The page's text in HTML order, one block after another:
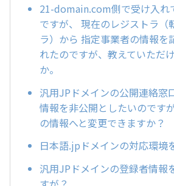
21-domain.com側で受け入れ
ですが、 現在のレジストラ（
ラ）から 指定事業者の情報を
れたのですが、教えていただ
か。
汎用JPドメインの公開連絡窓
情報を非公開としたいのです
の情報へと変更できますか？
日本語.jpドメインの対応環境
汎用JPドメインの登録者情報